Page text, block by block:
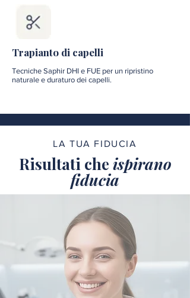
Trapianto di capelli
Tecniche Saphir DHI e FUE per un ripristino
naturale e duraturo dei capelli.
LA TUA FIDUCIA
Risultati che ispirano
fiducia